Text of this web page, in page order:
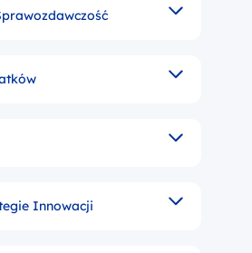
sprawozdań z realizacji zadań
Europejską wydatków
bezpośrednio szczeblowi
Innowacjiwładz regionalnych lub